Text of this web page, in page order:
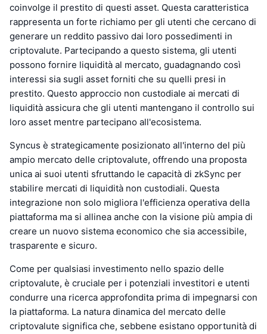
coinvolge il prestito di questi asset. Questa caratteristica
rappresenta un forte richiamo per gli utenti che cercano di
generare un reddito passivo dai loro possedimenti in
criptovalute. Partecipando a questo sistema, gli utenti
possono fornire liquidità al mercato, guadagnando così
interessi sia sugli asset forniti che su quelli presi in
prestito. Questo approccio non custodiale ai mercati di
liquidità assicura che gli utenti mantengano il controllo sui
loro asset mentre partecipano all'ecosistema.
Syncus è strategicamente posizionato all'interno del più
ampio mercato delle criptovalute, offrendo una proposta
unica ai suoi utenti sfruttando le capacità di zkSync per
stabilire mercati di liquidità non custodiali. Questa
integrazione non solo migliora l'efficienza operativa della
piattaforma ma si allinea anche con la visione più ampia di
creare un nuovo sistema economico che sia accessibile,
trasparente e sicuro.
Come per qualsiasi investimento nello spazio delle
criptovalute, è cruciale per i potenziali investitori e utenti
condurre una ricerca approfondita prima di impegnarsi con
la piattaforma. La natura dinamica del mercato delle
criptovalute significa che, sebbene esistano opportunità di